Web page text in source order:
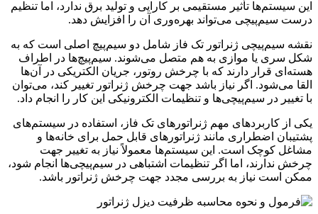
این سیستم‌ها تأثیر مستقیمی بر کارایی و تولید برق ندارد، اما تنظیم
درست سیم‌پیچی می‌تواند بهره‌وری آن را افزایش دهد.
نقشه سیم‌پیچی ژنراتور تک فاز شامل دو سیم‌پیچ اصلی است که به
شکل سری یا موازی به هم متصل می‌شوند. سیم‌پیچ‌ها در اطراف
هسته‌ای قرار دارند که با چرخش روتور، جریان الکتریکی در آن‌ها
القا می‌شود. اگر نیاز باشد جهت چرخش ژنراتور تغییر کند، می‌توان
با تغییر در سیم‌پیچی‌ها و تنظیمات الکترونیکی این کار را انجام داد.
یکی از کاربردهای مهم ژنراتورهای تک فاز، استفاده در سیستم‌های
پشتیبان اضطراری مانند ژنراتورهای قابل حمل برای خانه‌ها و
مشاغل کوچک است. این سیستم‌ها معمولاً نیاز به تغییر جهت
چرخش ندارند، اما اگر تنظیمات اشتباهی در سیم‌پیچی‌ها انجام شود،
ممکن است نیاز به بررسی مجدد جهت چرخش ژنراتور باشد.